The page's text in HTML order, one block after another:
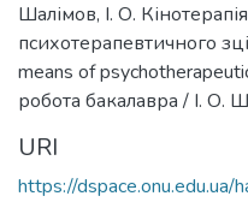
Шалімов, І. О.
психотерапевтичного
means of
робота бакалавра / І. О.
URI
https://